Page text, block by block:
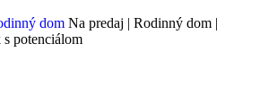
dom Na predaj | Rodinný dom |
s potenciálom